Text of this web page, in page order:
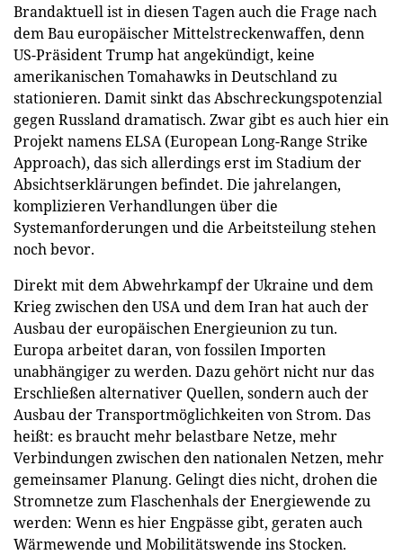
Brandaktuell ist in diesen Tagen auch die Frage nach
dem Bau europäischer Mittelstreckenwaffen, denn
US-Präsident Trump hat angekündigt, keine
amerikanischen Tomahawks in Deutschland zu
stationieren. Damit sinkt das Abschreckungspotenzial
gegen Russland dramatisch. Zwar gibt es auch hier ein
Projekt namens ELSA (European Long-Range Strike
Approach), das sich allerdings erst im Stadium der
Absichtserklärungen befindet. Die jahrelangen,
komplizieren Verhandlungen über die
Systemanforderungen und die Arbeitsteilung stehen
noch bevor.
Direkt mit dem Abwehrkampf der Ukraine und dem
Krieg zwischen den USA und dem Iran hat auch der
Ausbau der europäischen Energieunion zu tun.
Europa arbeitet daran, von fossilen Importen
unabhängiger zu werden. Dazu gehört nicht nur das
Erschließen alternativer Quellen, sondern auch der
Ausbau der Transportmöglichkeiten von Strom. Das
heißt: es braucht mehr belastbare Netze, mehr
Verbindungen zwischen den nationalen Netzen, mehr
gemeinsamer Planung. Gelingt dies nicht, drohen die
Stromnetze zum Flaschenhals der Energiewende zu
werden: Wenn es hier Engpässe gibt, geraten auch
Wärmewende und Mobilitätswende ins Stocken.